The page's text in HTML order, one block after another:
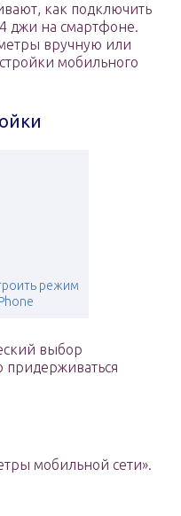
как подключить
джи на смартфоне.
вручную или
мобильного
режим
выбор
придерживаться
мобильной сети».